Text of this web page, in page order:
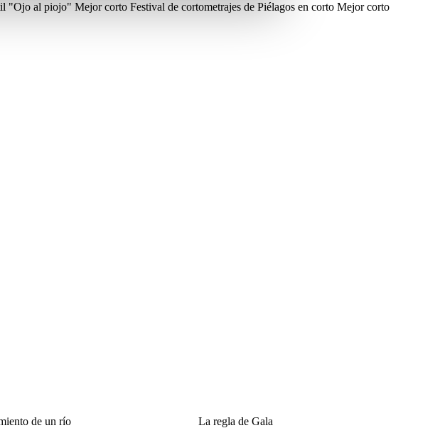
"Ojo al piojo" Mejor corto Festival de cortometrajes de Piélagos en corto Mejor corto
de un río La regla de Gala